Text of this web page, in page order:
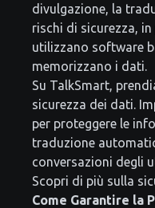
divulgazione, la
rischi di sicurezza,
utilizzano software
memorizzano i dati.
Su TalkSmart,
sicurezza dei dati.
per proteggere le
traduzione
conversazioni degli
Scopri di più sulla
Come Garantire la